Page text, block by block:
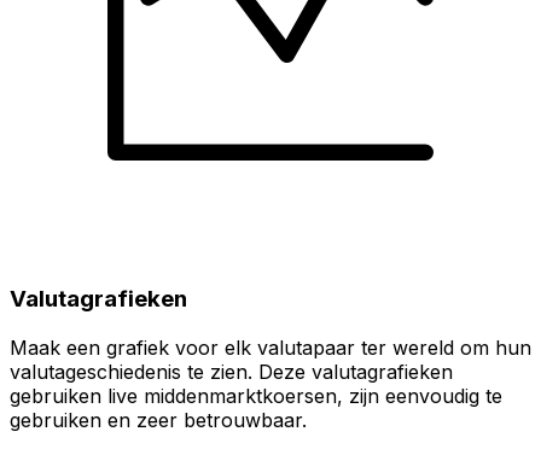
Valutagrafieken
Maak een grafiek voor elk valutapaar ter wereld om hun
valutageschiedenis te zien. Deze valutagrafieken
gebruiken live middenmarktkoersen, zijn eenvoudig te
gebruiken en zeer betrouwbaar.